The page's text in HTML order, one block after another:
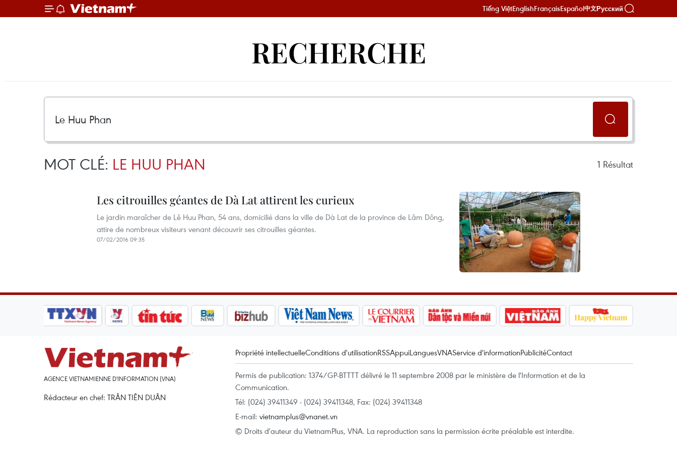
Tiếng ViệtEnglishFrançaisEspañol中文Русский
RECHERCHE
MOT CLÉ: LE HUU PHAN 1 Résultat
Les citrouilles géantes de Dà Lat attirent les curieux
Le jardin maraîcher de Lê Huu Phan, 54 ans, domicilié dans la ville de Dà Lat de la province de Lâm Dông,
attire de nombreux visiteurs venant découvrir ses citrouilles géantes.
07/02/2016 09:35
AGENCE VIETNAMIENNE D'INFORMATION (VNA)
Rédacteur en chef: TRÂN TIÊN DUÂN
Propriété intellectuelleConditions d'utilisationRSSAppuiLanguesVNAService d'informationPublicitéContact
Permis de publication: 1374/GP-BTTTT délivré le 11 septembre 2008 par le ministère de l'Information et de la
Communication.
Tél: (024) 39411349 - (024) 39411348, Fax: (024) 39411348
E-mail: vietnamplus@vnanet.vn
© Droits d'auteur du VietnamPlus, VNA. La reproduction sans la permission écrite préalable est interdite.